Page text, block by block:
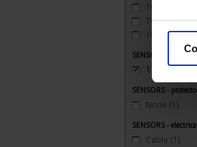
TC J 720 °C
TC K 1100
TC T 350 °C
SENSORS - no. of
1 (simple)(2)
SENSORS -
None (1)
SENSORS -
Cable (1)